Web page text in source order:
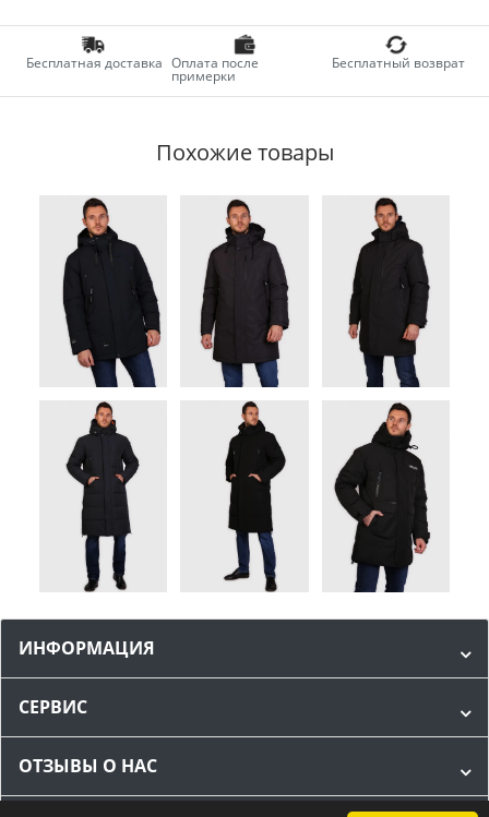
Бесплатная доставка Оплата после
примерки
Бесплатный возврат
Похожие товары
ИНФОРМАЦИЯ
СЕРВИС
ОТЗЫВЫ О НАС